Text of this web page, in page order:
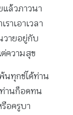
ล้วภาวนา
าเอาเวลา
วายอยู่กับ
ความสุข
นทุกข์ได้ท่าน
านก็อดทน
อครูบา